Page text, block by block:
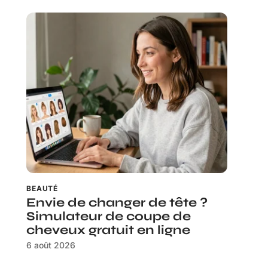
BEAUTÉ
Envie de changer de tête ?
Simulateur de coupe de
cheveux gratuit en ligne
6 août 2026